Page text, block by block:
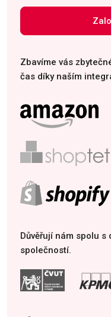
Zbavíme vás
čas díky naším
Důvěřují nám spolu
společností.